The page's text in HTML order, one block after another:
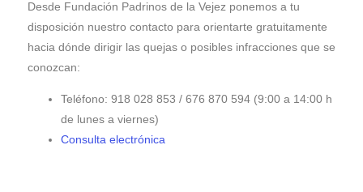
Desde Fundación Padrinos de la Vejez ponemos a tu
disposición nuestro contacto para orientarte gratuitamente
hacia dónde dirigir las quejas o posibles infracciones que se
conozcan:
Teléfono: 918 028 853 / 676 870 594 (9:00 a 14:00 h
de lunes a viernes)
Consulta electrónica